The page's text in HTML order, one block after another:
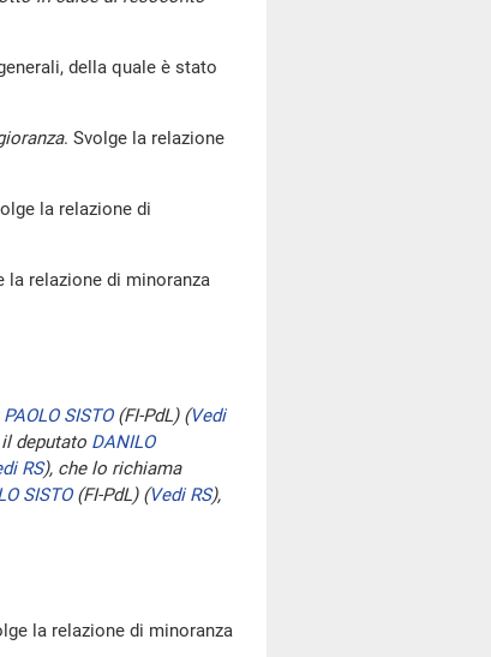
della quale è stato
. Svolge la relazione
la relazione di
la relazione di minoranza
SISTO(FI-PdL) (Vedi
deputato DANILO
RS), che lo richiama
SISTO(FI-PdL) (Vedi RS),
la relazione di minoranza